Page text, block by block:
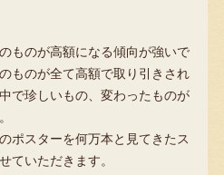
ものが高額になる傾向が強いで
ものが全て高額で取り引きされ
で珍しいもの、変わったものが
ポスターを何万本と見てきたス
ていただきます。